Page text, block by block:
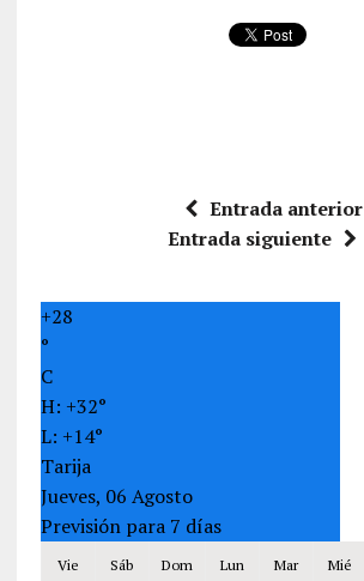
Entrada anterior
Entrada siguiente
+28
°
C
H: +32°
L: +14°
Tarija
Jueves, 06 Agosto
Previsión para 7 días
Vie Sáb Dom Lun Mar Mié